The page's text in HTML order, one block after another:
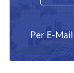
Per E-Mail